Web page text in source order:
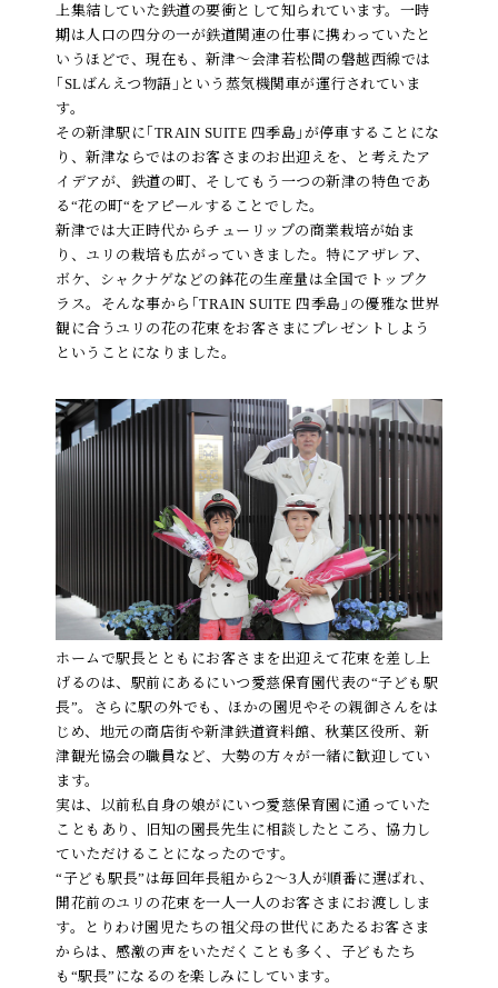
上集結していた鉄道の要衝として知られています。一時
期は人口の四分の一が鉄道関連の仕事に携わっていたと
いうほどで、現在も、新津～会津若松間の磐越西線では
｢SLばんえつ物語｣という蒸気機関車が運行されていま
す。
その新津駅に｢TRAIN SUITE 四季島｣が停車することにな
り、新津ならではのお客さまのお出迎えを、と考えたア
イデアが、鉄道の町、そしてもう一つの新津の特色であ
る“花の町“をアピールすることでした。
新津では大正時代からチューリップの商業栽培が始ま
り、ユリの栽培も広がっていきました。特にアザレア、
ボケ、シャクナゲなどの鉢花の生産量は全国でトップク
ラス。そんな事から｢TRAIN SUITE 四季島｣の優雅な世界
観に合うユリの花の花束をお客さまにプレゼントしよう
ということになりました。
ホームで駅長とともにお客さまを出迎えて花束を差し上
げるのは、駅前にあるにいつ愛慈保育園代表の“子ども駅
長”。さらに駅の外でも、ほかの園児やその親御さんをは
じめ、地元の商店街や新津鉄道資料館、秋葉区役所、新
津観光協会の職員など、大勢の方々が一緒に歓迎してい
ます。
実は、以前私自身の娘がにいつ愛慈保育園に通っていた
こともあり、旧知の園長先生に相談したところ、協力し
ていただけることになったのです。
“子ども駅長”は毎回年長組から2～3人が順番に選ばれ、
開花前のユリの花束を一人一人のお客さまにお渡ししま
す。とりわけ園児たちの祖父母の世代にあたるお客さま
からは、感激の声をいただくことも多く、子どもたち
も“駅長”になるのを楽しみにしています。